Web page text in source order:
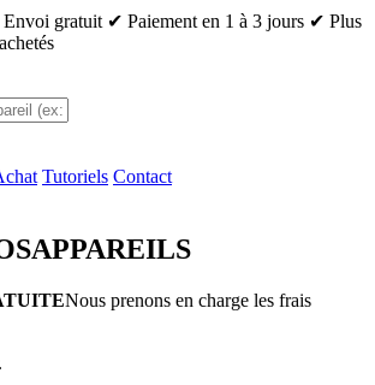
gratuit ✔ Paiement en 1 à 3 jours ✔ Plus
Tutoriels Contact
APPAREILS
Nous prenons en charge les frais